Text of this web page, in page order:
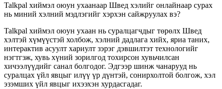
Talkpal хиймэл оюун ухаанаар Швед хэлийг онлайнаар сурах
нь миний хэлний мэдлэгийг хэрхэн сайжруулах вэ?
Talkpal хиймэл оюун ухаан нь суралцагчдыг төрөлх Швед
хэлтэй хүмүүстэй холбож, хэлний дадлага хийх, яриа таних,
интерактив асуулт хариулт зэрэг дэвшилтэт технологийг
нэгтгэж, хувь хүний ​​зорилгод тохирсон хувьчилсан
хичээлүүдийг санал болгодог. Эдгээр шинж чанарууд нь
суралцах үйл явцыг илүү үр дүнтэй, сонирхолтой болгож, хэл
эзэмших үйл явцыг ихээхэн хурдасгадаг.